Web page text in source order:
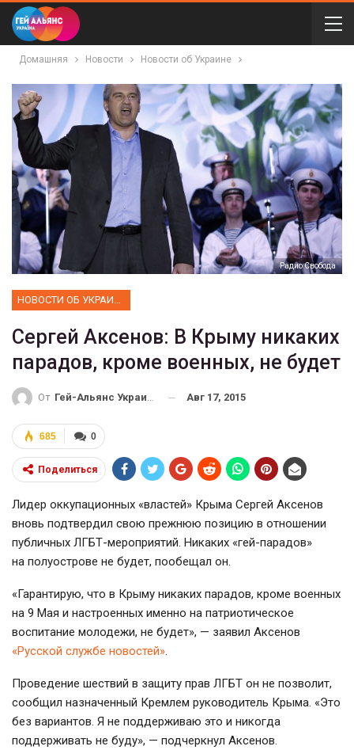
Домашняя Новости Новости об Украине
Радио Свобода
Сергей Аксенов: В Крыму никаких
парадов, кроме военных, не будет
От Гей-Альянс Украина Авг 17, 2015
0
685
Поделиться
Лидер оккупационных «властей» Крыма Сергей Аксенов
вновь подтвердил свою прежнюю позицию в отношении
публичных ЛГБТ-мероприятий. Никаких «гей-парадов»
на полуострове не будет, пообещал он.
«Гарантирую, что в Крыму никаких парадов, кроме военных
на 9 Мая и настроенных именно на патриотическое
воспитание молодежи, не будет», — заявил Аксенов
«Русской службе новостей».
Проведение шествий в защиту прав ЛГБТ он не позволит,
сообщил назначенный Кремлем руководитель Крыма. «Это
без вариантов. Я не поддерживаю это и никогда
поддерживать не буду», — подчеркнул Аксенов.